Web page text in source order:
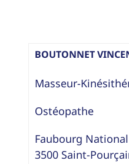
BOUTONNET
Masseur-
Ostéopathe
Faubourg National
3500 Saint-